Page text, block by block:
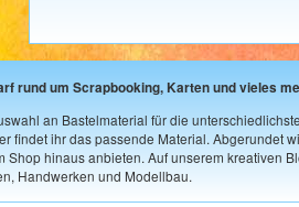
rund um Scrapbooking, Karten und vieles
an Bastelmaterial für die
findet ihr das passende Material.
hinaus anbieten. Auf unserem kreativen
Handwerken und Modellbau.